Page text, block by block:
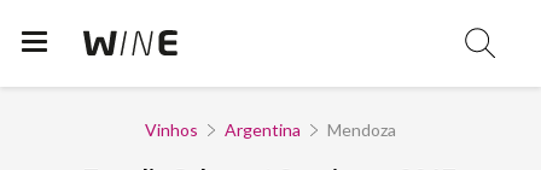
Vinhos Argentina Mendoza